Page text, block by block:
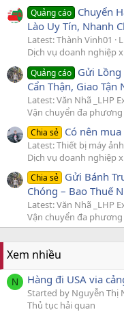
Quảng cáo Chuyển
Lào Uy Tín, Nhanh
Latest: Thành Vinh01
Dịch vụ doanh nghiệp
Quảng cáo Gửi
Cẩn Thận, Giao Tận
Latest: Văn Nhã _LHP
Vận chuyển đa
Chia sẻ Có nên
Latest: Thiết bị máy ảnh
Dịch vụ doanh nghiệp
Chia sẻ Gửi Bánh
Chóng – Bao Thuế
Latest: Văn Nhã _LHP
Vận chuyển đa
Xem nhiều
N Hàng đi USA via
Started by Nguyễn Thị
Thủ tục hải quan